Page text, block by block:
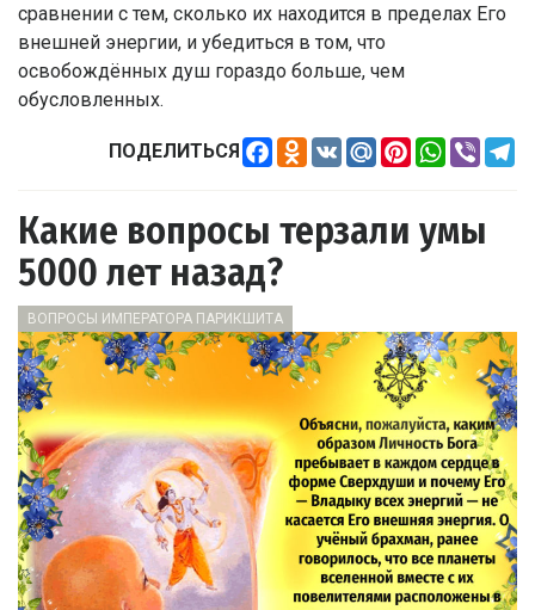
сравнении с тем, сколько их находится в пределах Его
внешней энергии, и убедиться в том, что
освобождённых душ гораздо больше, чем
обусловленных.
ПОДЕЛИТЬСЯ Facebook
Odnoklassniki
VK Mail.RuPinterest
WhatsApp
Viber
Какие вопросы терзали умы
5000 лет назад?
ВОПРОСЫ ИМПЕРАТОРА ПАРИКШИТА